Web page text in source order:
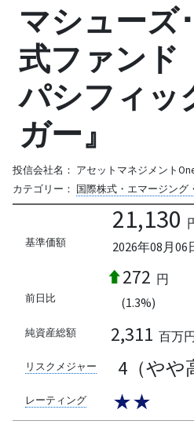
マシューズ
式ファンド
パシフィッ
ガー』
投信会社名： アセットマネジメント
カテゴリー： 国際株式・エマージング
基準価額
21,130
2026年08月06
前日比
272 円
(1.3%)
純資産総額 2,311 百万
リスクメジャー 4（やや
レーティング ★★